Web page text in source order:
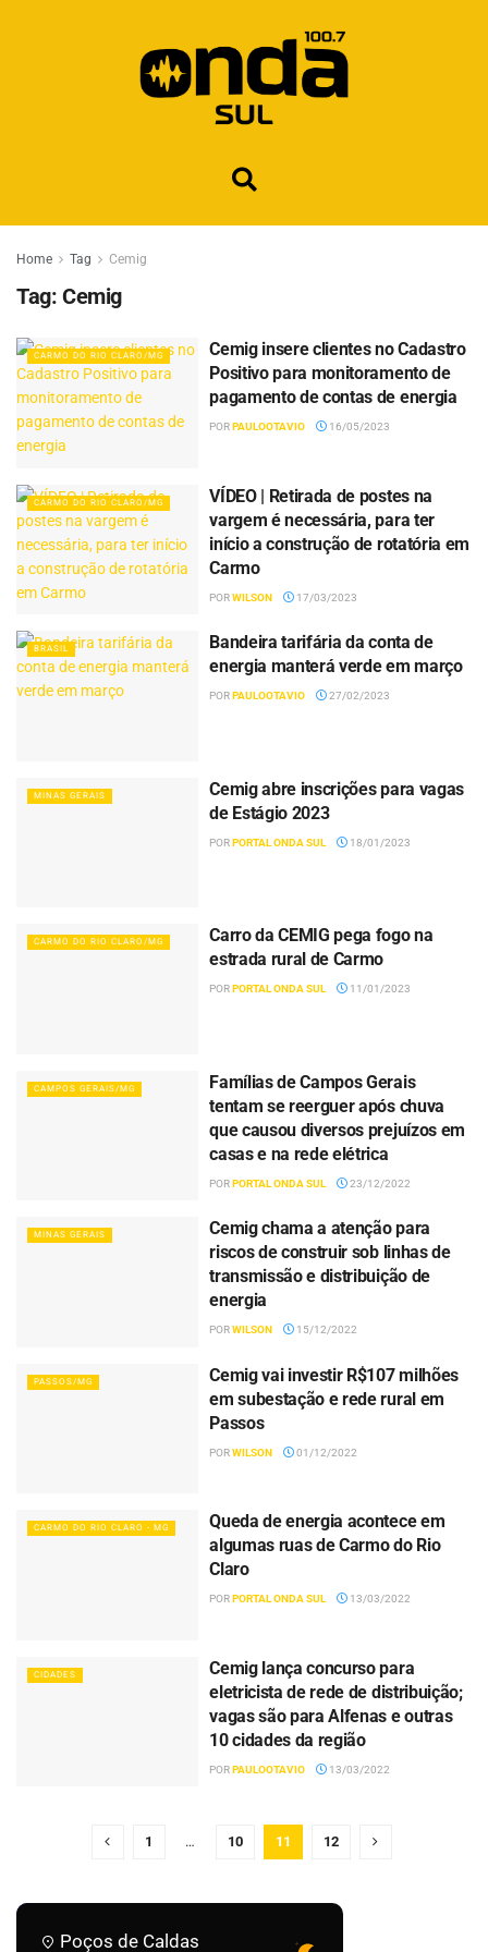
Home Tag Cemig
Tag: Cemig
CARMO DO RIO CLARO/MG
Cemig insere clientes no Cadastro
Positivo para monitoramento de
pagamento de contas de energia
PORPAULOOTAVIO 16/05/2023
CARMO DO RIO CLARO/MG
VÍDEO | Retirada de postes na
vargem é necessária, para ter
início a construção de rotatória em
Carmo
PORWILSON 17/03/2023
BRASIL
Bandeira tarifária da conta de
energia manterá verde em março
PORPAULOOTAVIO 27/02/2023
MINAS GERAIS
Cemig abre inscrições para vagas
de Estágio 2023
PORPORTAL ONDA SUL 18/01/2023
CARMO DO RIO CLARO/MG
Carro da CEMIG pega fogo na
estrada rural de Carmo
PORPORTAL ONDA SUL 11/01/2023
CAMPOS GERAIS/MG
Famílias de Campos Gerais
tentam se reerguer após chuva
que causou diversos prejuízos em
casas e na rede elétrica
PORPORTAL ONDA SUL 23/12/2022
MINAS GERAIS
Cemig chama a atenção para
riscos de construir sob linhas de
transmissão e distribuição de
energia
PORWILSON 15/12/2022
PASSOS/MG
Cemig vai investir R$107 milhões
em subestação e rede rural em
Passos
PORWILSON 01/12/2022
CARMO DO RIO CLARO - MG
Queda de energia acontece em
algumas ruas de Carmo do Rio
Claro
POR PORTAL ONDA SUL 13/03/2022
CIDADES
Cemig lança concurso para
eletricista de rede de distribuição;
vagas são para Alfenas e outras
10 cidades da região
PORPAULOOTAVIO 13/03/2022
1 … 10 11 12
Poços de Caldas